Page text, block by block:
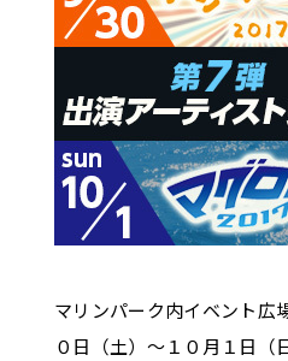
マリンパーク内イベント広
０日（土）～１０月１日（